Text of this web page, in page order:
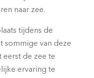
naar zee.
tijdens de
sommige van deze
eerst de zee te
ervaring te